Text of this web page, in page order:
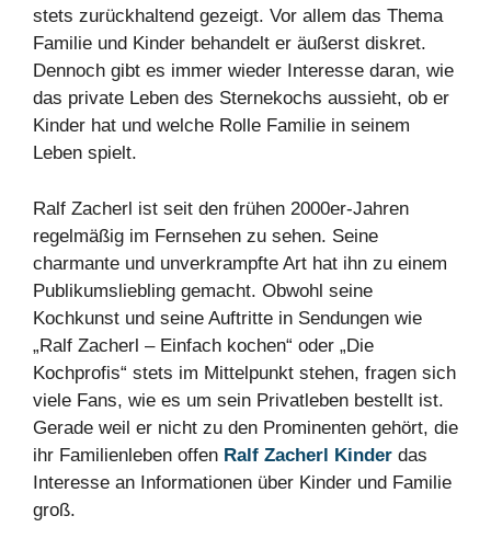
stets zurückhaltend gezeigt. Vor allem das Thema
Familie und Kinder behandelt er äußerst diskret.
Dennoch gibt es immer wieder Interesse daran, wie
das private Leben des Sternekochs aussieht, ob er
Kinder hat und welche Rolle Familie in seinem
Leben spielt.
Ralf Zacherl ist seit den frühen 2000er-Jahren
regelmäßig im Fernsehen zu sehen. Seine
charmante und unverkrampfte Art hat ihn zu einem
Publikumsliebling gemacht. Obwohl seine
Kochkunst und seine Auftritte in Sendungen wie
„Ralf Zacherl – Einfach kochen“ oder „Die
Kochprofis“ stets im Mittelpunkt stehen, fragen sich
viele Fans, wie es um sein Privatleben bestellt ist.
Gerade weil er nicht zu den Prominenten gehört, die
ihr Familienleben offen Ralf Zacherl Kinder das
Interesse an Informationen über Kinder und Familie
groß.